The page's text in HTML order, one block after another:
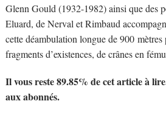
Glenn Gould (1932-1982) ainsi que des
Eluard, de Nerval et Rimbaud
cette déambulation longue de 900
fragments d’existences, de crânes en
Il vous reste 89.85% de cet article à
aux abonnés.